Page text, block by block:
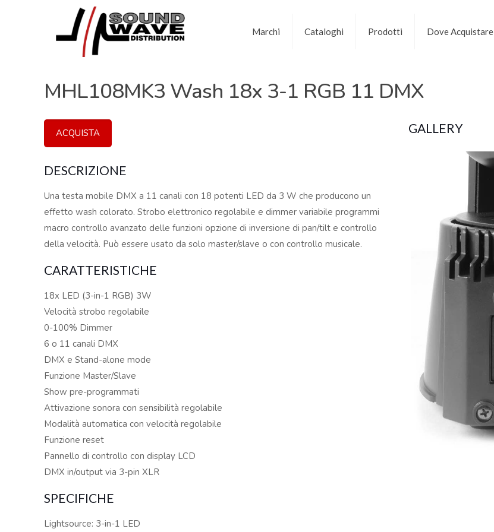
Marchi Cataloghi Prodotti Dove Acquistare
MHL108MK3 Wash 18x 3-1 RGB 11 DMX
ACQUISTA
DESCRIZIONE
Una testa mobile DMX a 11 canali con 18 potenti LED da 3 W che producono un
effetto wash colorato. Strobo elettronico regolabile e dimmer variabile programmi
macro controllo avanzato delle funzioni opzione di inversione di pan/tilt e controllo
della velocità. Può essere usato da solo master/slave o con controllo musicale.
CARATTERISTICHE
18x LED (3-in-1 RGB) 3W
Velocità strobo regolabile
0-100% Dimmer
6 o 11 canali DMX
DMX e Stand-alone mode
Funzione Master/Slave
Show pre-programmati
Attivazione sonora con sensibilità regolabile
Modalità automatica con velocità regolabile
Funzione reset
Pannello di controllo con display LCD
DMX in/output via 3-pin XLR
SPECIFICHE
Lightsource: 3-in-1 LED
GALLERY